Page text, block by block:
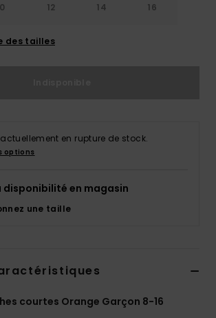
12 14 16
des tailles
en rupture de stock.
options
disponibilité en magasin
une taille
courtes Orange Garçon 8-16